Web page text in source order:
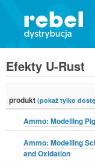
Efekty U-Rust
produkt (pokaż tylko
Ammo: Modelling
Ammo: Modelling
and Oxidation